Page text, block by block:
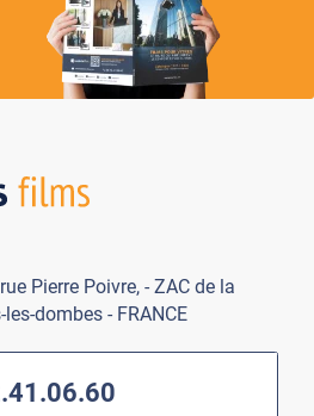
Pierre Poivre, - ZAC de la
dombes - FRANCE